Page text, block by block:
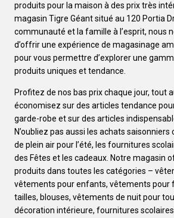
produits pour la maison à des prix très
magasin Tigre Géant situé au 120 Portia
communauté et la famille à l’esprit, nous
d’offrir une expérience de magasinage
pour vous permettre d’explorer une
produits uniques et tendance.
Profitez de nos bas prix chaque jour, tout
économisez sur des articles tendance
garde-robe et sur des articles
N’oubliez pas aussi les achats
de plein air pour l’été, les fournitures
des Fêtes et les cadeaux. Notre magasin
produits dans toutes les catégories –
vêtements pour enfants, vêtements pour
tailles, blouses, vêtements de nuit pour
décoration intérieure, fournitures